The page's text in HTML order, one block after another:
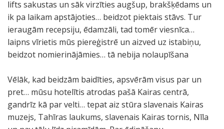
lifts sakustas un sāk virzīties augšup, brakšķēdams un
ik pa laikam apstājoties… beidzot piektais stāvs. Tur
ieraugām recepsiju, ēdamzāli, tad tomēr viesnīca…
laipns vīrietis mūs piereģistrē un aizved uz istabiņu,
beidzot nomierinājāmies… tā nebija nolaupīšana
Vēlāk, kad beidzām baidīties, apsvērām visus par un
pret… mūsu hotelītis atrodas pašā Kairas centrā,
gandrīz kā par velti… tepat aiz stūra slavenais Kairas
muzejs, Tahīras laukums, slavenais Kairas tornis, Nīla